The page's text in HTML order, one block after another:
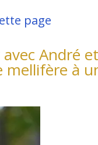
page
André
mellifère à